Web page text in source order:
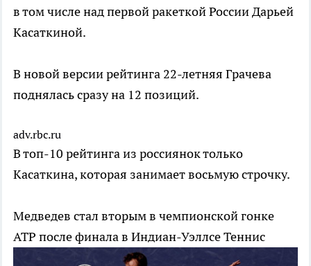
в том числе над первой ракеткой России Дарьей
Касаткиной.
В новой версии рейтинга 22-летняя Грачева
поднялась сразу на 12 позиций.
adv.rbc.ru
В топ-10 рейтинга из россиянок только
Касаткина, которая занимает восьмую строчку.
Медведев стал вторым в чемпионской гонке
ATP после финала в Индиан-УэллсеТеннис